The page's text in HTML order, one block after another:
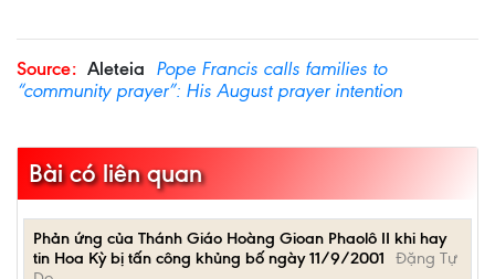
Source: Aleteia Pope Francis calls families to
“community prayer”: His August prayer intention
Bài có liên quan
Phản ứng của Thánh Giáo Hoàng Gioan Phaolô II khi hay
tin Hoa Kỳ bị tấn công khủng bố ngày 11/9/2001
Đặng Tự